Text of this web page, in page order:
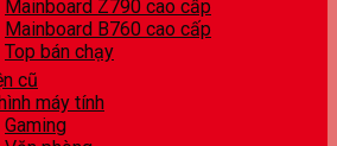
Mainboard Z790 cao cấp
Mainboard B760 cao cấp
Top bán chạy
cũ
máy tính
Gaming